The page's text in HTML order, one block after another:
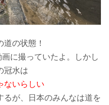
道の状態！
に撮っていたよ。しかし
冠水は
ないらしい
るが、日本のみんなは道を